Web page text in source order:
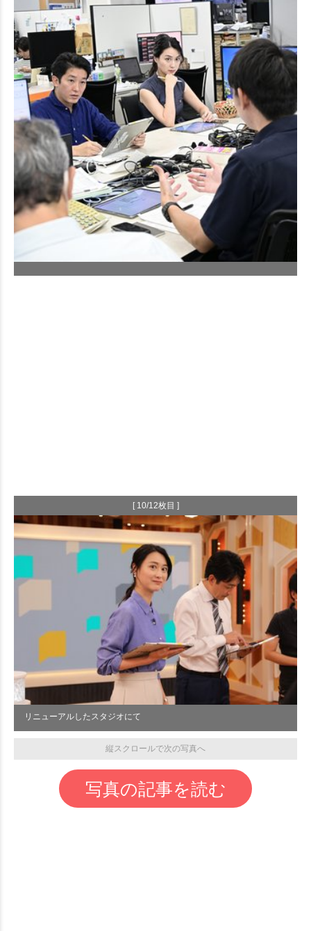
[ 10/12枚目 ]
リニューアルしたスタジオにて
縦スクロールで次の写真へ
写真の記事を読む